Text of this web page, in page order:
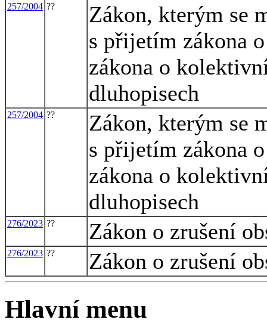
257/2004 ??
Zákon, kterým se
s přijetím zákona
zákona o
dluhopisech
257/2004 ??
Zákon, kterým se
s přijetím zákona
zákona o
dluhopisech
276/2023 ?? Zákon o zrušení
276/2023 ?? Zákon o zrušení
Hlavní menu